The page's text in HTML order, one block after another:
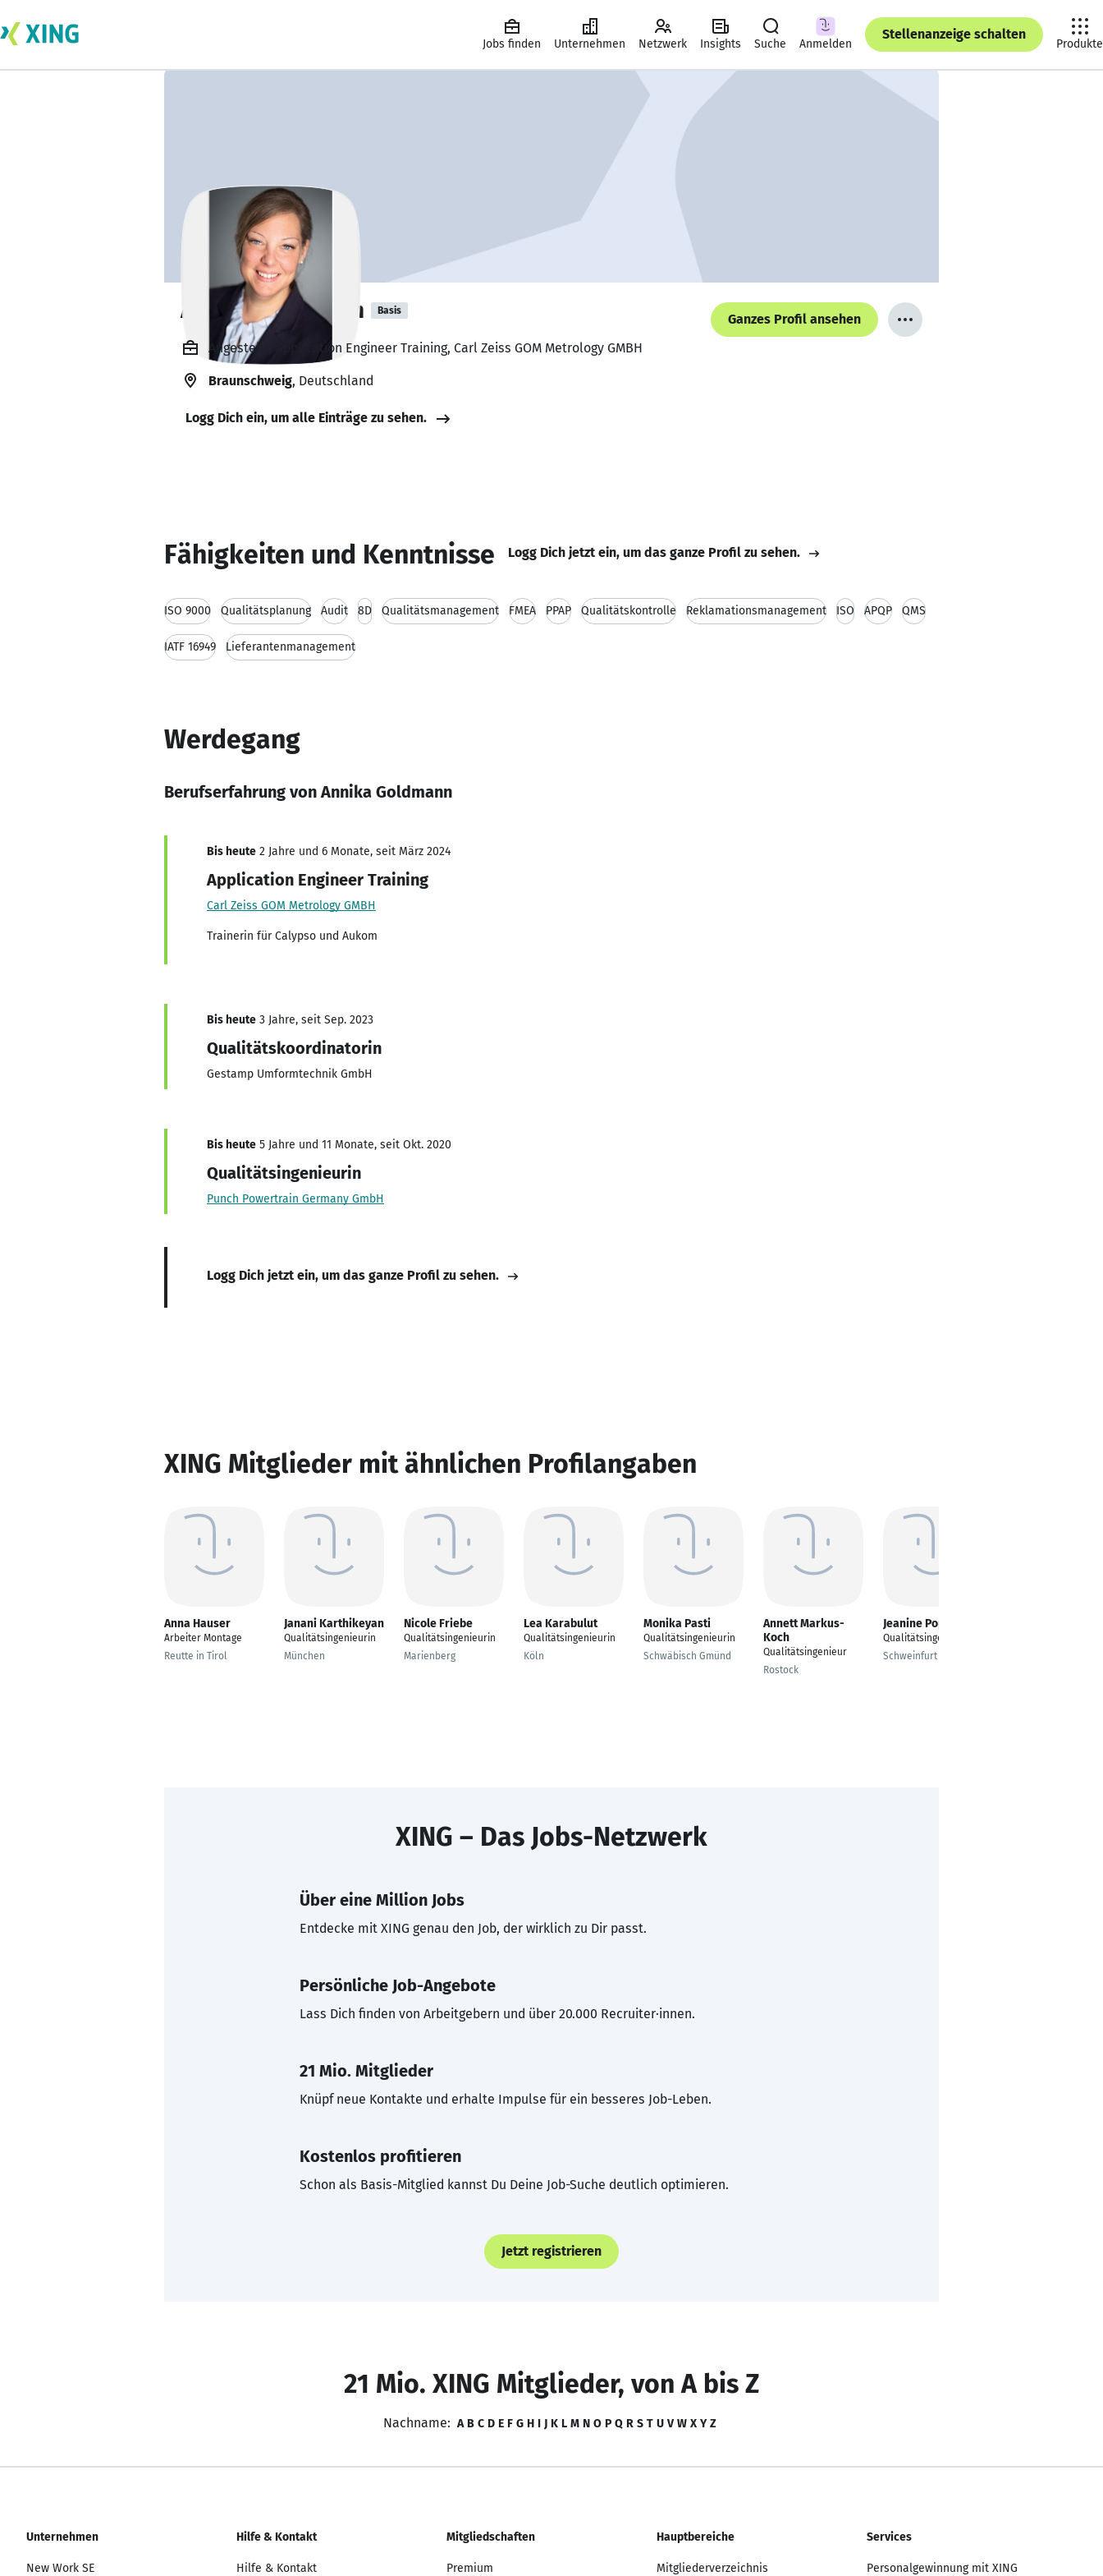
Jobs finden Unternehmen Netzwerk Insights Suche Anmelden
Stellenanzeige schalten
Produkte
Annika Goldmann Basis
Ganzes Profil ansehen
Angestellt, Application Engineer Training, Carl Zeiss GOM Metrology GMBH
Braunschweig, Deutschland
Logg Dich ein, um alle Einträge zu sehen.
Fähigkeiten und Kenntnisse Logg Dich jetzt ein, um das ganze Profil zu sehen.
ISO 9000 Qualitätsplanung Audit 8D Qualitätsmanagement FMEA PPAP Qualitätskontrolle Reklamationsmanagement ISO APQP QMS
IATF 16949 Lieferantenmanagement
Werdegang
Berufserfahrung von Annika Goldmann
Bis heute 2 Jahre und 6 Monate, seit März 2024
Application Engineer Training
Carl Zeiss GOM Metrology GMBH
Trainerin für Calypso und Aukom
Bis heute 3 Jahre, seit Sep. 2023
Qualitätskoordinatorin
Gestamp Umformtechnik GmbH
Bis heute 5 Jahre und 11 Monate, seit Okt. 2020
Qualitätsingenieurin
Punch Powertrain Germany GmbH
Logg Dich jetzt ein, um das ganze Profil zu sehen.
XING Mitglieder mit ähnlichen Profilangaben
Anna Hauser
Arbeiter Montage
Reutte in Tirol
Janani Karthikeyan
Qualitätsingenieurin
München
Nicole Friebe
Qualitätsingenieurin
Marienberg
Lea Karabulut
Qualitätsingenieurin
Köln
Monika Pasti
Qualitätsingenieurin
Schwäbisch Gmünd
Annett Markus-
Koch
Qualitätsingenieur
Rostock
Jeanine Popp
Qualitätsingenieurin
Schweinfurt
XING – Das Jobs-Netzwerk
Über eine Million Jobs
Entdecke mit XING genau den Job, der wirklich zu Dir passt.
Persönliche Job-Angebote
Lass Dich finden von Arbeitgebern und über 20.000 Recruiter·innen.
21 Mio. Mitglieder
Knüpf neue Kontakte und erhalte Impulse für ein besseres Job-Leben.
Kostenlos profitieren
Schon als Basis-Mitglied kannst Du Deine Job-Suche deutlich optimieren.
Jetzt registrieren
21 Mio. XING Mitglieder, von A bis Z
Nachname: A B C D E F G H I J K L M N O P Q R S T U V W X Y Z
Unternehmen
New Work SE
Hilfe & Kontakt
Hilfe & Kontakt
Mitgliedschaften
Premium
Hauptbereiche
Mitgliederverzeichnis
Services
Personalgewinnung mit XING